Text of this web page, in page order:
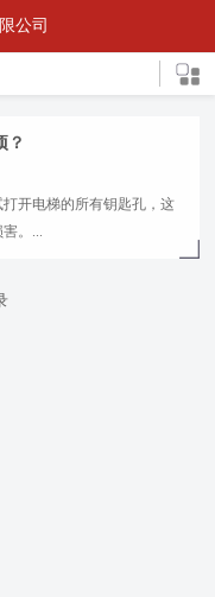
公司
？
开电梯的所有钥匙孔，这
。...